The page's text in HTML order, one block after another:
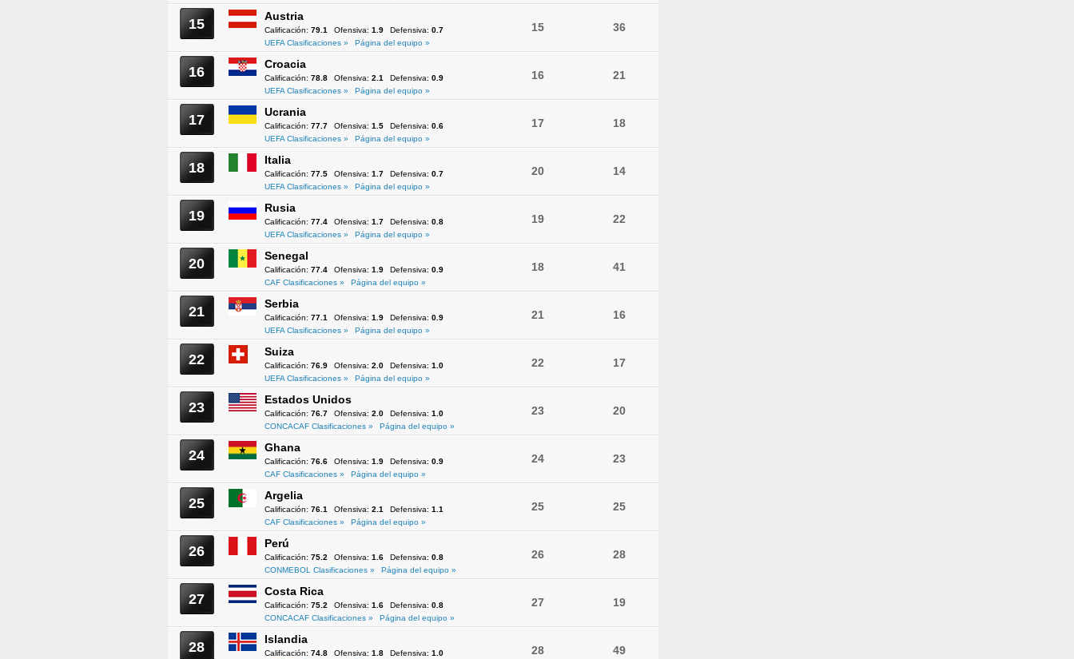
15 Austria
Calificación: 79.1 Ofensiva: 1.9 Defensiva: 0.7
UEFA Clasificaciones »
Página del equipo »
15 36
16 Croacia
Calificación: 78.8 Ofensiva: 2.1 Defensiva: 0.9
UEFA Clasificaciones »
Página del equipo »
16 21
17 Ucrania
Calificación: 77.7 Ofensiva: 1.5 Defensiva: 0.6
UEFA Clasificaciones »
Página del equipo »
17 18
18 Italia
Calificación: 77.5 Ofensiva: 1.7 Defensiva: 0.7
UEFA Clasificaciones »
Página del equipo »
20 14
19 Rusia
Calificación: 77.4 Ofensiva: 1.7 Defensiva: 0.8
UEFA Clasificaciones »
Página del equipo »
19 22
20 Senegal
Calificación: 77.4 Ofensiva: 1.9 Defensiva: 0.9
CAF Clasificaciones »
Página del equipo »
18 41
21 Serbia
Calificación: 77.1 Ofensiva: 1.9 Defensiva: 0.9
UEFA Clasificaciones »
Página del equipo »
21 16
22 Suiza
Calificación: 76.9 Ofensiva: 2.0 Defensiva: 1.0
UEFA Clasificaciones »
Página del equipo »
22 17
23 Estados Unidos
Calificación: 76.7 Ofensiva: 2.0 Defensiva: 1.0
CONCACAF Clasificaciones »
Página del equipo »
23 20
24 Ghana
Calificación: 76.6 Ofensiva: 1.9 Defensiva: 0.9
CAF Clasificaciones »
Página del equipo »
24 23
25 Argelia
Calificación: 76.1 Ofensiva: 2.1 Defensiva: 1.1
CAF Clasificaciones »
Página del equipo »
25 25
26 Perú
Calificación: 75.2 Ofensiva: 1.6 Defensiva: 0.8
CONMEBOL Clasificaciones »
Página del equipo »
26 28
27 Costa Rica
Calificación: 75.2 Ofensiva: 1.6 Defensiva: 0.8
CONCACAF Clasificaciones »
Página del equipo »
27 19
28 Islandia
Calificación: 74.8 Ofensiva: 1.8 Defensiva: 1.0
28 49